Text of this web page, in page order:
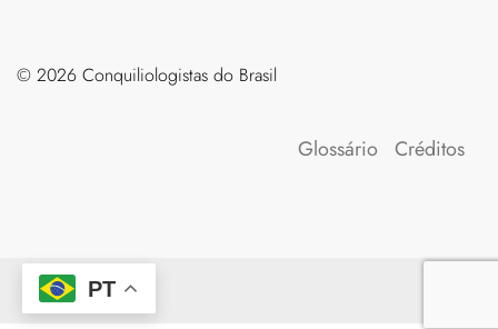
©️ 2026 Conquiliologistas do Brasil
Glossário Créditos
PT